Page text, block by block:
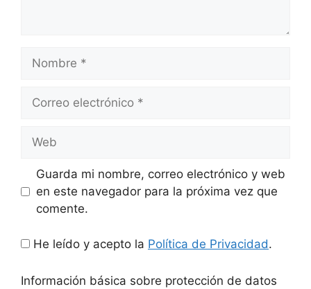
Nombre
Correo
Web
Guarda mi nombre, correo electrónico y web
en este navegador para la próxima vez que
comente.
He leído y acepto la Política de Privacidad.
Información básica sobre protección de datos